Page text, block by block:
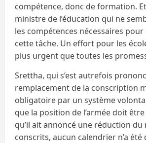
compétence, donc de formation.
ministre de l’éducation qui ne
les compétences nécessaires pour
cette tâche. Un effort pour les
plus urgent que toutes les
Srettha, qui s’est autrefois
remplacement de la conscription
obligatoire par un système
que la position de l’armée doit
qu’il ait annoncé une réduction
conscrits, aucun calendrier n’a